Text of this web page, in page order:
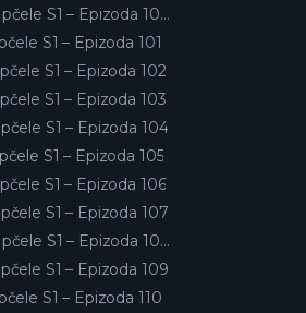
Divlje pčele S1 – Epizoda 100
S1 – Epizoda 101
S1 – Epizoda 102
S1 – Epizoda 103
S1 – Epizoda 104
S1 – Epizoda 105
S1 – Epizoda 106
S1 – Epizoda 107
Divlje pčele S1 – Epizoda 108
S1 – Epizoda 109
S1 – Epizoda 110